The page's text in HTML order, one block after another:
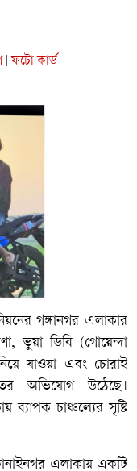
ফটো কার্ড
গঙ্গানগর এলাকার
ভুয়া ডিবি (গোয়েন্দা
যাওয়া এবং চোরাই
অভিযোগ উঠেছে।
চাঞ্চল্যের সৃষ্টি
এলাকায় একটি